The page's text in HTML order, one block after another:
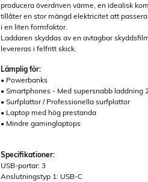
producera överdriven värme, en idealisk
tillåter en stor mängd elektricitet att passera
i en liten formfaktor.
Laddaren skyddas av en avtagbar
levereras i felfritt skick.
Lämplig för:
• Powerbanks
• Smartphones - Med supersnabb laddning
• Surfplattor / Professionella surfplattor
• Laptop med hög prestanda
• Mindre gaminglaptops
Specifikationer:
USB-portar: 3
Anslutningstyp 1: USB-C